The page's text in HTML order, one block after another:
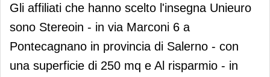
Gli affiliati che hanno scelto l'insegna Unieuro
sono Stereoin - in via Marconi 6 a
Pontecagnano in provincia di Salerno - con
una superficie di 250 mq e Al risparmio - in